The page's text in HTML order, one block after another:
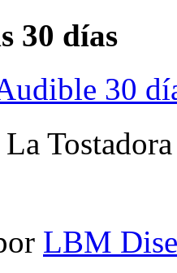
30 días
30
Tostadora
LBM